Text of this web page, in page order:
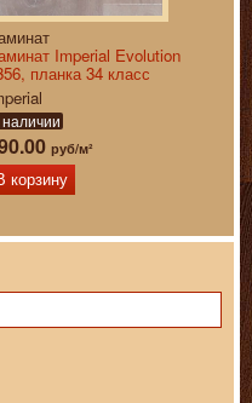
Imperial Evolution
планка 34 класс
руб/м²
корзину